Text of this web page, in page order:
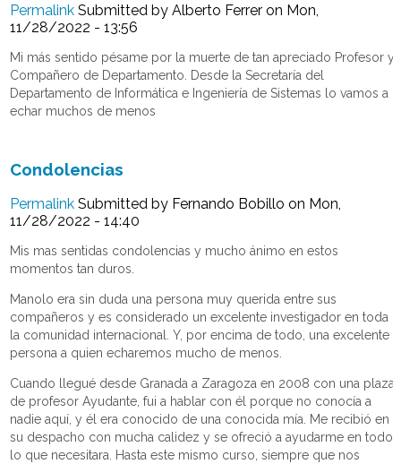
Permalink Submitted byAlberto Ferrer on Mon,
11/28/2022 - 13:56
Mi más sentido pésame por la muerte de tan apreciado Profesor y
Compañero de Departamento. Desde la Secretaría del
Departamento de Informática e Ingeniería de Sistemas lo vamos a
echar muchos de menos
Condolencias
Permalink Submitted by Fernando Bobillo on Mon,
11/28/2022 - 14:40
Mis mas sentidas condolencias y mucho ánimo en estos
momentos tan duros.
Manolo era sin duda una persona muy querida entre sus
compañeros y es considerado un excelente investigador en toda
la comunidad internacional. Y, por encima de todo, una excelente
persona a quien echaremos mucho de menos.
Cuando llegué desde Granada a Zaragoza en 2008 con una plaza
de profesor Ayudante, fui a hablar con él porque no conocía a
nadie aquí, y él era conocido de una conocida mía. Me recibió en
su despacho con mucha calidez y se ofreció a ayudarme en todo
lo que necesitara. Hasta este mismo curso, siempre que nos